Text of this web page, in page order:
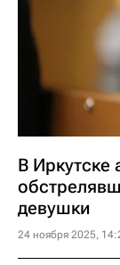
В Иркутске
девушки
24 ноября 2025,